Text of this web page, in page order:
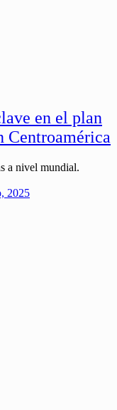
en el plan
Centroamérica
a nivel mundial.
2025